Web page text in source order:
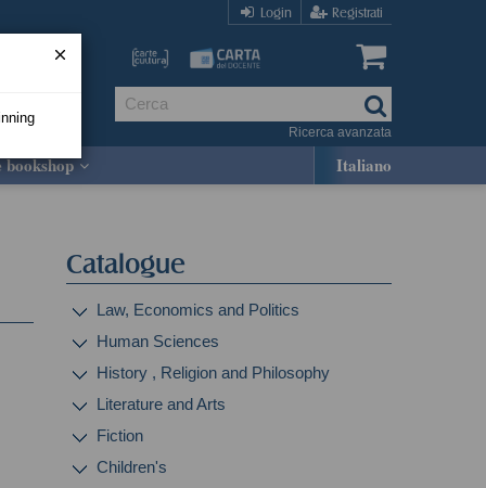
Login Registrati
Ricerca avanzata
bookshop Italiano
Catalogue
Law, Economics and Politics
Human Sciences
History , Religion and Philosophy
Literature and Arts
Fiction
Children's